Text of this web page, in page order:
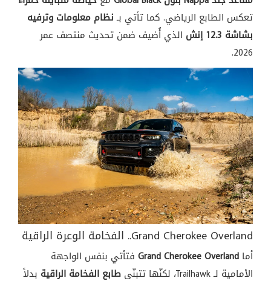
تعكس الطابع الرياضي. كما تأتي بـنظام معلومات وترفيه
بشاشة 12.3 إنش
الذي أُضيف ضمن تحديث منتصف عمر
2026.
Grand Cherokee Overland.. الفخامة الوعرة الراقية
أما Grand Cherokee Overland فتأتي بنفس الواجهة
الأمامية لـ Trailhawk، لكنّها تتبنّى
طابع الفخامة الراقية بدلاً